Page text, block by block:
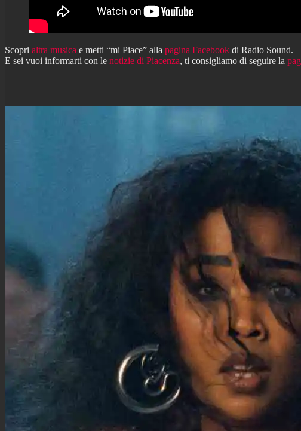
Scopri altra musica e metti “mi Piace” alla pagina Facebook di Radio Sound.
E sei vuoi informarti con le notizie di Piacenza, ti consigliamo di seguire la